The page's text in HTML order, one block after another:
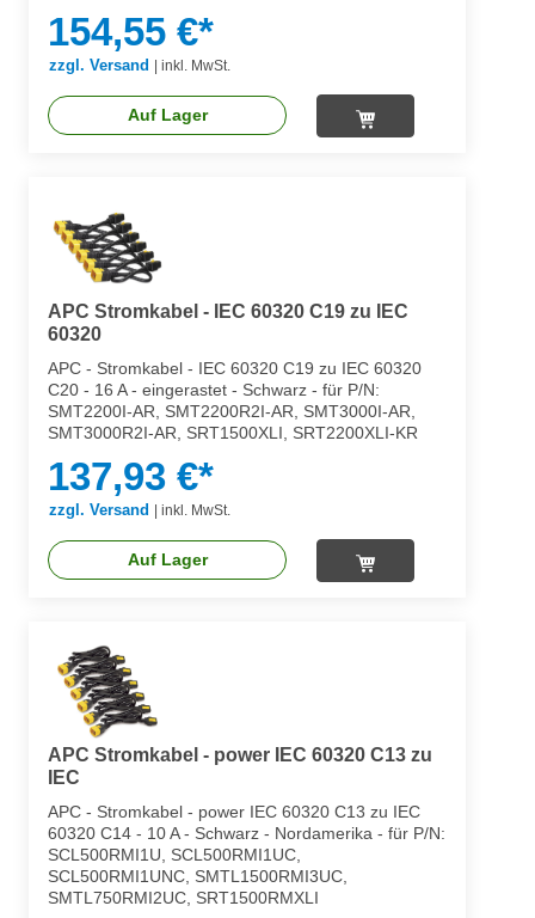
154,55 €*
zzgl. Versand inkl. MwSt.
Auf Lager
APC Stromkabel - IEC 60320 C19 zu IEC
60320
APC - Stromkabel - IEC 60320 C19 zu IEC 60320
C20 - 16 A - eingerastet - Schwarz - für P/N:
SMT2200I-AR, SMT2200R2I-AR, SMT3000I-AR,
SMT3000R2I-AR, SRT1500XLI, SRT2200XLI-KR
137,93 €*
zzgl. Versand inkl. MwSt.
Auf Lager
APC Stromkabel - power IEC 60320 C13 zu
IEC
APC - Stromkabel - power IEC 60320 C13 zu IEC
60320 C14 - 10 A - Schwarz - Nordamerika - für P/N:
SCL500RMI1U, SCL500RMI1UC,
SCL500RMI1UNC, SMTL1500RMI3UC,
SMTL750RMI2UC, SRT1500RMXLI